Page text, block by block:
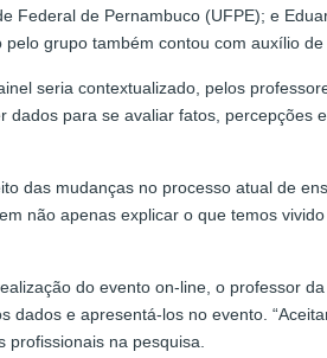
Federal de Pernambuco (UFPE); e
grupo também contou com auxílio
seria contextualizado, pelos
para se avaliar fatos,
das mudanças no processo atual de
não apenas explicar o que temos
do evento on-line, o professor
e apresentá-los no evento.
profissionais na pesquisa.